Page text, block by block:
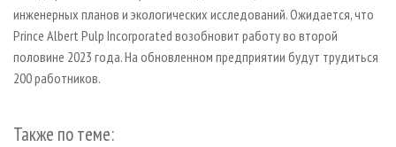
инженерных планов и экологических исследований. Ожидается, что
Prince Albert Pulp Incorporated возобновит работу во второй
половине 2023 года. На обновленном предприятии будут трудиться
200 работников.
Также по теме: